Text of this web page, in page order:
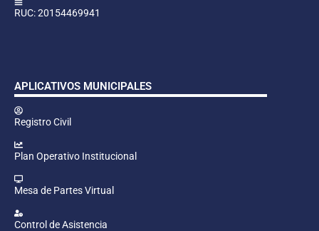
RUC: 20154469941
APLICATIVOS MUNICIPALES
Registro Civil
Plan Operativo Institucional
Mesa de Partes Virtual
Control de Asistencia